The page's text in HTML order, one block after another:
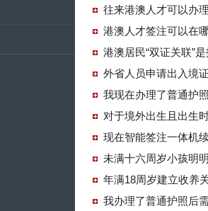
往来港澳人才可以办
港澳人才签注可以在
港澳居民“双证关联”
外省人员申请出入境
我现在办理了普通护
对于境外出生且出生
现在智能签注一体机
未满十六周岁小孩明
年满18周岁建立收养
我办理了普通护照后